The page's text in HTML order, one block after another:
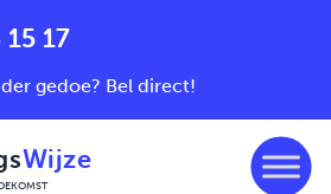
17
gedoe? Bel direct!
Wijze